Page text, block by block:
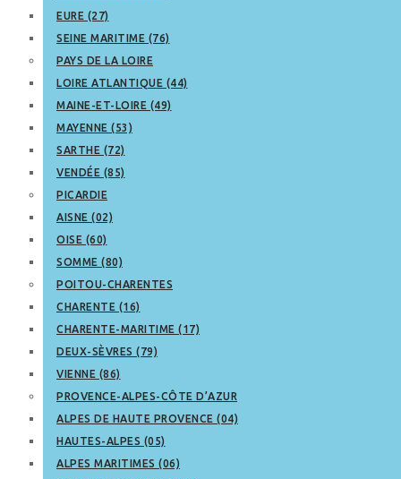
EURE (27)
SEINE MARITIME (76)
PAYS DE LA LOIRE
LOIRE ATLANTIQUE (44)
MAINE-ET-LOIRE (49)
MAYENNE (53)
SARTHE (72)
VENDÉE (85)
PICARDIE
AISNE (02)
OISE (60)
SOMME (80)
POITOU-CHARENTES
CHARENTE (16)
CHARENTE-MARITIME (17)
DEUX-SÈVRES (79)
VIENNE (86)
PROVENCE-ALPES-CÔTE D’AZUR
ALPES DE HAUTE PROVENCE (04)
HAUTES-ALPES (05)
ALPES MARITIMES (06)